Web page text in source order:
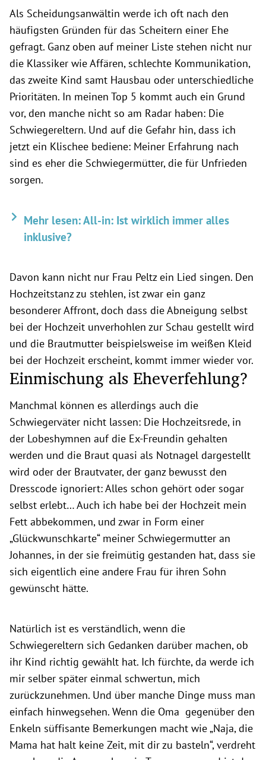
Als Scheidungsanwältin werde ich oft nach den
häufigsten Gründen für das Scheitern einer Ehe
gefragt. Ganz oben auf meiner Liste stehen nicht nur
die Klassiker wie Affären, schlechte Kommunikation,
das zweite Kind samt Hausbau oder unterschiedliche
Prioritäten. In meinen Top 5 kommt auch ein Grund
vor, den manche nicht so am Radar haben: Die
Schwiegereltern. Und auf die Gefahr hin, dass ich
jetzt ein Klischee bediene: Meiner Erfahrung nach
sind es eher die Schwiegermütter, die für Unfrieden
sorgen.
Mehr lesen: All-in: Ist wirklich immer alles
inklusive?
Davon kann nicht nur Frau Peltz ein Lied singen. Den
Hochzeitstanz zu stehlen, ist zwar ein ganz
besonderer Affront, doch dass die Abneigung selbst
bei der Hochzeit unverhohlen zur Schau gestellt wird
und die Brautmutter beispielsweise im weißen Kleid
bei der Hochzeit erscheint, kommt immer wieder vor.
Einmischung als Eheverfehlung?
Manchmal können es allerdings auch die
Schwiegerväter nicht lassen: Die Hochzeitsrede, in
der Lobeshymnen auf die Ex-Freundin gehalten
werden und die Braut quasi als Notnagel dargestellt
wird oder der Brautvater, der ganz bewusst den
Dresscode ignoriert: Alles schon gehört oder sogar
selbst erlebt… Auch ich habe bei der Hochzeit mein
Fett abbekommen, und zwar in Form einer
„Glückwunschkarte“ meiner Schwiegermutter an
Johannes, in der sie freimütig gestanden hat, dass sie
sich eigentlich eine andere Frau für ihren Sohn
gewünscht hätte.
Natürlich ist es verständlich, wenn die
Schwiegereltern sich Gedanken darüber machen, ob
ihr Kind richtig gewählt hat. Ich fürchte, da werde ich
mir selber später einmal schwertun, mich
zurückzunehmen. Und über manche Dinge muss man
einfach hinwegsehen. Wenn die Oma gegenüber den
Enkeln süffisante Bemerkungen macht wie „Naja, die
Mama hat halt keine Zeit, mit dir zu basteln“, verdreht